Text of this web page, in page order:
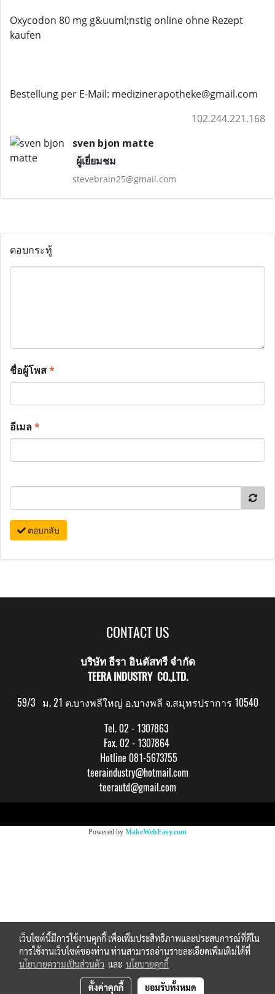
Oxycodon 80 mg g&uuml;nstig online ohne Rezept
kaufen
Bestellung per E-Mail: medizinerapotheke@gmail.com
102.244.221.168
sven bjon matte
ผู้เยี่ยมชม
stevebrain25@gmail.com
ตอบกระทู้
ชื่อผู้โพส*
อีเมล*
ตอบกลับ
CONTACT US
บริษัท ธีรา อินดัสทรี จำกัด
TEERA INDUSTRY CO.,LTD.
59/3 ม. 21 ต.บางพลีใหญ่ อ.บางพลี จ.สมุทรปราการ 10540
Tel. 02 - 1307863
Fax. 02 - 1307864
Hotline 081-5673755
teeraindustry@hotmail.com
teerautd@gmail.com
Powered by MakeWebEasy.com
เว็บไซต์นี้มีการใช้งานคุกกี้ เพื่อเพิ่มประสิทธิภาพและประสบการณ์ที่ดีใน
การใช้งานเว็บไซต์ของท่าน ท่านสามารถอ่านรายละเอียดเพิ่มเติมได้ที่
นโยบายความเป็นส่วนตัว และ นโยบายคุกกี้
ตั้งค่าคุกกี้ ยอมรับทั้งหมด